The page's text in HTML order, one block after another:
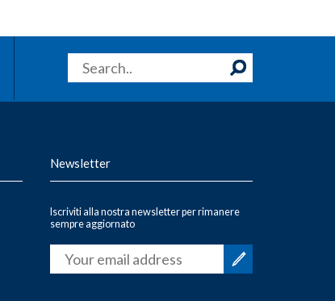
Newsletter
Iscriviti alla nostra newsletter per rimanere
sempre aggiornato